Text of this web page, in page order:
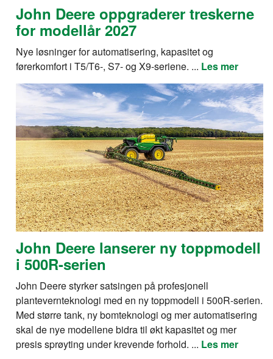
John Deere oppgraderer treskerne
for modellår 2027
Nye løsninger for automatisering, kapasitet og
førerkomfort i T5/T6-, S7- og X9-seriene. ... Les mer
John Deere lanserer ny toppmodell
i 500R-serien
John Deere styrker satsingen på profesjonell
plantevernteknologi med en ny toppmodell i 500R-serien.
Med større tank, ny bomteknologi og mer automatisering
skal de nye modellene bidra til økt kapasitet og mer
presis sprøyting under krevende forhold. ... Les mer